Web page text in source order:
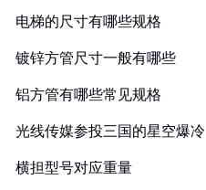
电梯的尺寸有哪些规格
镀锌方管尺寸一般有哪些
铝方管有哪些常见规格
光线传媒参投三国的星空爆冷
横担型号对应重量